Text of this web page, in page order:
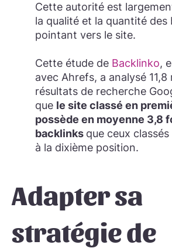
Cette autorité est
la qualité et la quantité des
pointant vers le site.
Cette étude de Backlinko,
avec Ahrefs, a analysé
résultats de recherche
que le site classé en
possède en moyenne 3,8
backlinks que ceux
à la dixième position.
Adapter sa
stratégie de